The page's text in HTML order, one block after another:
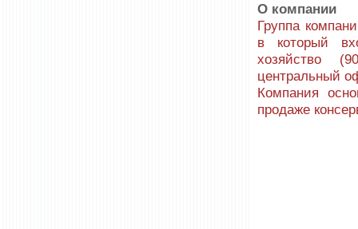
О компании
Группа
в который
хозяйство
центральный
Компания
продаже